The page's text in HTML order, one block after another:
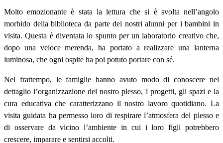
Molto emozionante è stata la lettura che si è svolta nell’angolo
morbido della biblioteca da parte dei nostri alunni per i bambini in
visita. Questa è diventata lo spunto per un laboratorio creativo che,
dopo una veloce merenda, ha portato a realizzare una lanterna
luminosa, che ogni ospite ha poi potuto portare con sé.
Nel frattempo, le famiglie hanno avuto modo di conoscere nel
dettaglio l’organizzazione del nostro plesso, i progetti, gli spazi e la
cura educativa che caratterizzano il nostro lavoro quotidiano. La
visita guidata ha permesso loro di respirare l’atmosfera del plesso e
di osservare da vicino l’ambiente in cui i loro figli potrebbero
crescere, imparare e sentirsi accolti.